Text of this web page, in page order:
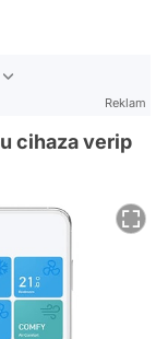
Reklam
cihaza verip